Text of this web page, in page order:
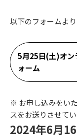
以下のフォームよ
5月25日(土)オン
ォーム
※ お申し込みをい
スをお送りさせてい
2024年6月